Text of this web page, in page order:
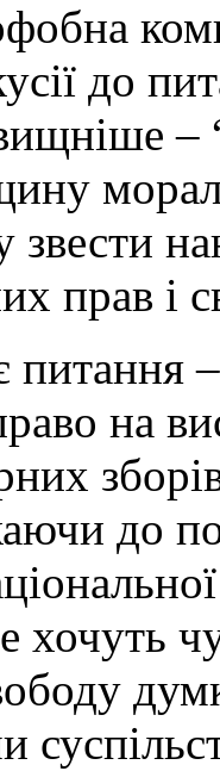
до
–
звести
прав і
на
до
хочуть